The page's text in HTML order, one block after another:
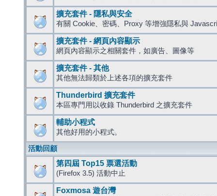
擴充套件 - 隱私與安全
有關 Cookie、密碼、Proxy 等增強隱私與
擴充套件 - 網頁內容顯示
網頁內容顯示之相關套件，如廣告、圖像等
擴充套件 - 其他
其他無法歸類於上述各項的擴充套件
Thunderbird 擴充套件
本區專門用以收錄 Thunderbird 之擴充套件
輔助小程式
其他好用的小程式。
活動回顧
第四屆 Top15 票選活動
(Firefox 3.5) 活動中止
Foxmosa 遊台灣